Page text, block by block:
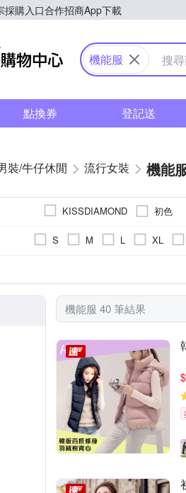
採購入口合作招商App下載
Yahoo購物中心
機能服
點換券 登記送
裝/牛仔休閒 流行女裝 機能
KISSDIAMOND 初色
S M L XL
機能服 40 筆結果
$